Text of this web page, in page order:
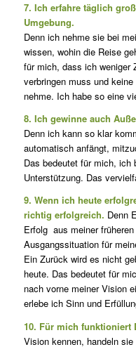
7. Ich erfahre täglich
Umgebung.
Denn ich nehme sie bei
wissen, wohin die Reise
für mich, dass ich weniger
verbringen muss und
nehme. Ich habe so eine
8. Ich gewinne auch
Denn ich kann so klar
automatisch anfängt,
Das bedeutet für mich, ich
Unterstützung. Das
9. Wenn ich heute
richtig erfolgreich. Denn
Erfolg aus meiner
Ausgangssituation für
Ein Zurück wird es nicht
heute. Das bedeutet für
nach vorne meiner Vision
erlebe ich Sinn und
10. Für mich funktioniert
Vision kennen, handeln